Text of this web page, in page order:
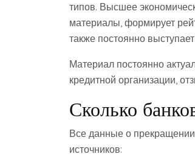
типов. Высшее
материалы, формирует
также постоянно
Материал постоянно
кредитной организации,
Сколько
Все данные о
источников: